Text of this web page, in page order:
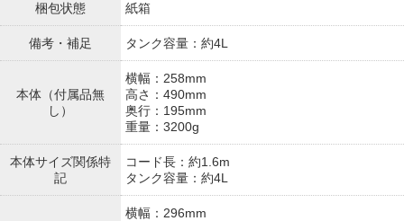
梱包状態 紙箱
備考・補足 タンク容量：約4L
本体（付属品無
し）
横幅：258mm
高さ：490mm
奥行：195mm
重量：3200g
本体サイズ関係特
記
コード長：約1.6m
タンク容量：約4L
横幅：296mm